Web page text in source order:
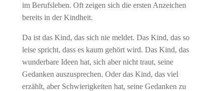
im Berufsleben. Oft zeigen sich die ersten Anzeichen
bereits in der Kindheit.
Da ist das Kind, das sich nie meldet. Das Kind, das so
leise spricht, dass es kaum gehört wird. Das Kind, das
wunderbare Ideen hat, sich aber nicht traut, seine
Gedanken auszusprechen. Oder das Kind, das viel
erzählt, aber Schwierigkeiten hat, seine Gedanken zu